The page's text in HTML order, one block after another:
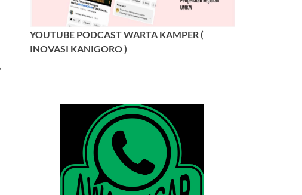
YOUTUBE PODCAST WARTA KAMPER (
INOVASI KANIGORO )